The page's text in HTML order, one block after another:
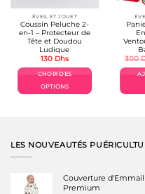
ÉVEIL ET JOUET
Coussin Peluche 2-
en-1 – Protecteur de
Tête et Doudou
Ludique
130 Dhs
CHOIX DES
OPTIONS
a
variations.
être
300
LES NOUVEAUTÉS
Couverture
Premium